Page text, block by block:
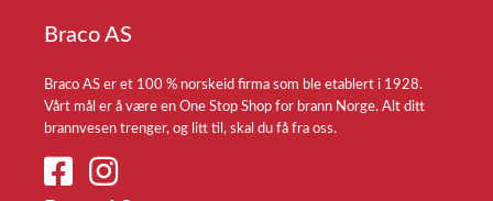
Braco AS
Braco AS er et 100 % norskeid firma som ble etablert i 1928.
Vårt mål er å være en One Stop Shop for brann Norge. Alt ditt
brannvesen trenger, og litt til, skal du få fra oss.